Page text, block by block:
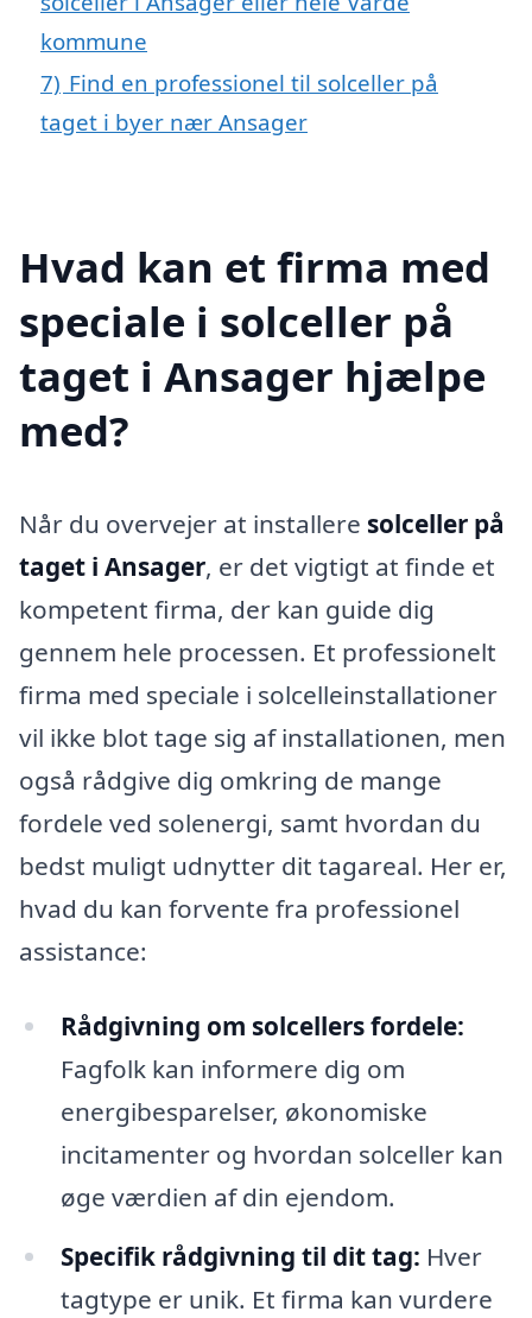
kommune
7) Find en professionel til solceller på
taget i byer nær Ansager
Hvad kan et firma med
speciale i solceller på
taget i Ansager hjælpe
med?
Når du overvejer at installere solceller på
taget i Ansager, er det vigtigt at finde et
kompetent firma, der kan guide dig
gennem hele processen. Et professionelt
firma med speciale i solcelleinstallationer
vil ikke blot tage sig af installationen, men
også rådgive dig omkring de mange
fordele ved solenergi, samt hvordan du
bedst muligt udnytter dit tagareal. Her er,
hvad du kan forvente fra professionel
assistance:
Rådgivning om solcellers fordele:
Fagfolk kan informere dig om
energibesparelser, økonomiske
incitamenter og hvordan solceller kan
øge værdien af din ejendom.
Specifik rådgivning til dit tag: Hver
tagtype er unik. Et firma kan vurdere